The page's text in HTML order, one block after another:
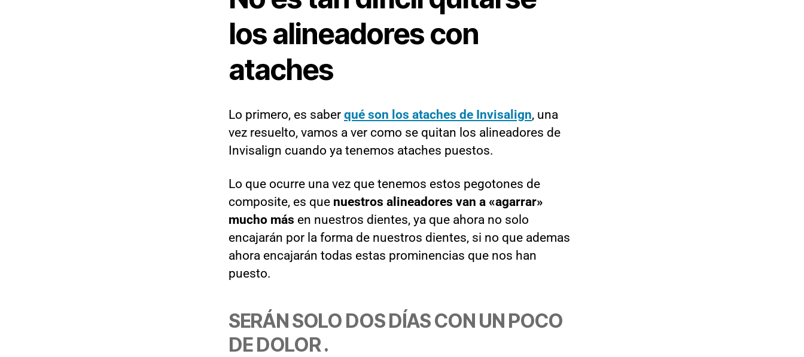
los alineadores con
ataches
Lo primero, es saber qué son los ataches de Invisalign, una
vez resuelto, vamos a ver como se quitan los alineadores de
Invisalign cuando ya tenemos ataches puestos.
Lo que ocurre una vez que tenemos estos pegotones de
composite, es que nuestros alineadores van a «agarrar»
mucho más en nuestros dientes, ya que ahora no solo
encajarán por la forma de nuestros dientes, si no que ademas
ahora encajarán todas estas prominencias que nos han
puesto.
SERÁN SOLO DOS DÍAS CON UN POCO
DE DOLOR .